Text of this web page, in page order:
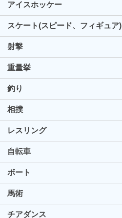
アイスホッケー
スケート(スピード、フィギュア)
射撃
重量挙
釣り
相撲
レスリング
自転車
ボート
馬術
チアダンス